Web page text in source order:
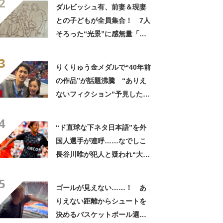
ダルビッシュ有、前妻＆現妻
との子どもが全員集合！ 7人
そろった“光景”に感無量「本
りくりゅう金メダルで“40年前
の作品”が話題沸騰 “ありえ
ないフィクション”予見した内
“ド直球な下ネタ日本語”を外
国人選手が連呼……なでしこ
長谷川唯が犯人と疑われ“大先
ゴールが見えない……！ あ
りえない距離からシュートを
決めるバスケットボール選手